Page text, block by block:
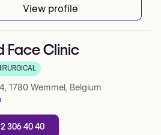
View profile
Face Clinic
5 sur Google
1780 Wemmel, Belgium
306 40 40